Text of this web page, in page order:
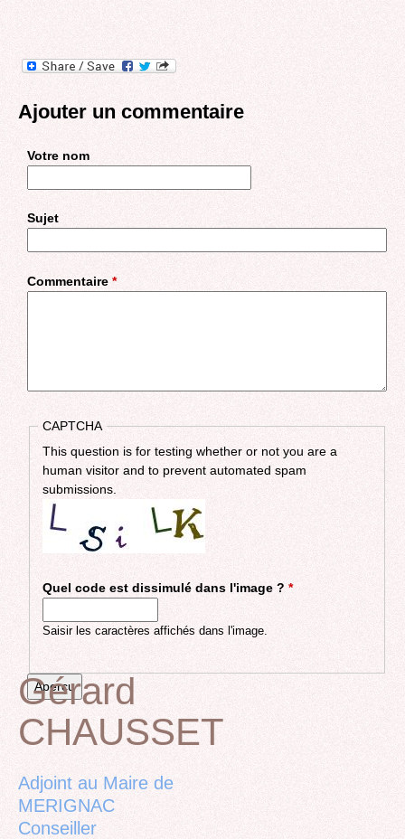
Ajouter un commentaire
Votre nom
Sujet
Commentaire *
CAPTCHA
This question is for testing whether or not you are a
human visitor and to prevent automated spam
submissions.
Quel code est dissimulé dans l'image ? *
Saisir les caractères affichés dans l'image.
Back
to
Gérard
CHAUSSET
Adjoint au Maire de
MERIGNAC
Conseiller